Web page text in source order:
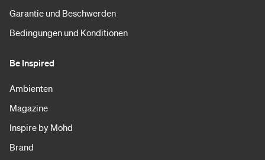
Garantie und Beschwerden
Bedingungen und Konditionen
Be Inspired
Ambienten
Magazine
Inspire by Mohd
Brand